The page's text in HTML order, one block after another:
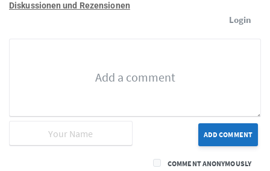
Diskussionen und Rezensionen
Login
ADD COMMENT
COMMENT ANONYMOUSLY